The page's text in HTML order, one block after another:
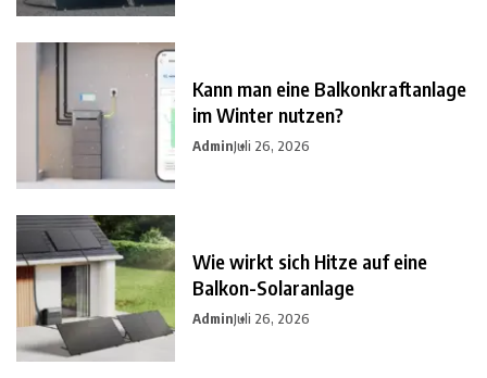
Kann man eine Balkonkraftanlage
im Winter nutzen?
AdminJuli 26, 2026
Wie wirkt sich Hitze auf eine
Balkon-Solaranlage
AdminJuli 26, 2026